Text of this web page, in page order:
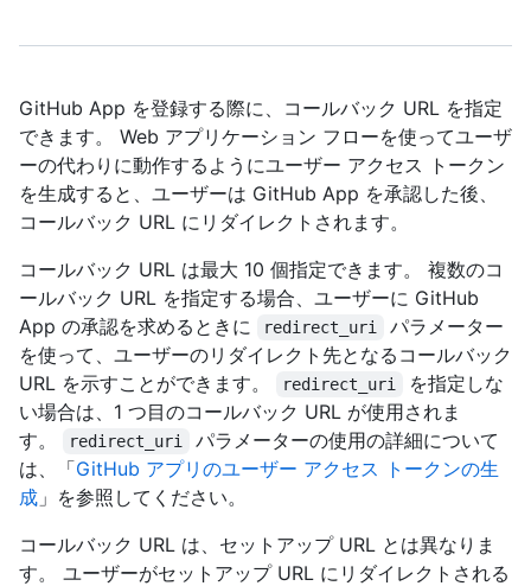
GitHub App を登録する際に、コールバック URL を指定
できます。 Web アプリケーション フローを使ってユーザ
ーの代わりに動作するようにユーザー アクセス トークン
を生成すると、ユーザーは GitHub App を承認した後、
コールバック URL にリダイレクトされます。
コールバック URL は最大 10 個指定できます。 複数のコ
ールバック URL を指定する場合、ユーザーに GitHub
App の承認を求めるときに
redirect_uri
パラメーター
を使って、ユーザーのリダイレクト先となるコールバック
URL を示すことができます。
redirect_uri
を指定しな
い場合は、1 つ目のコールバック URL が使用されま
す。
redirect_uri
パラメーターの使用の詳細について
は、「GitHub アプリのユーザー アクセス トークンの生
成 」を参照してください。
コールバック URL は、セットアップ URL とは異なりま
す。 ユーザーがセットアップ URL にリダイレクトされる